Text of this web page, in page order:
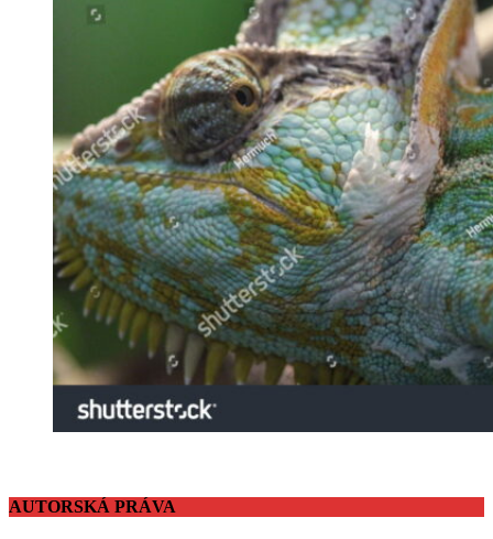
AUTORSKÁ PRÁVA